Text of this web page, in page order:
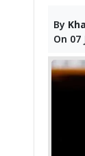
By
On 07